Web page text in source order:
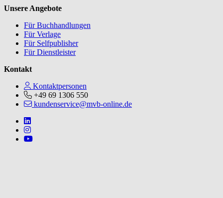
Unsere Angebote
Für Buchhandlungen
Für Verlage
Für Selfpublisher
Für Dienstleister
Kontakt
Kontaktpersonen
+49 69 1306 550
kundenservice@mvb-online.de
Follow us on https://www.linkedin.com/company/mvbbooks
Follow us on https://www.instagram.com/lifeatmvb/
Follow us on https://www.youtube.com/@mvbbooks